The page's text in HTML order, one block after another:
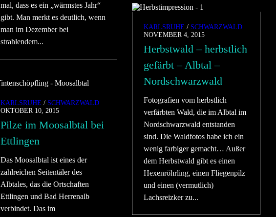
mal, dass es ein „wärmstes Jahr“
gibt. Man merkt es deutlich, wenn
man im Dezember bei
strahlendem...
KARLSRUHE / SCHWARZWALD
NOVEMBER 4, 2015
Herbstwald – herbstlich
gefärbt – Albtal –
Nordschwarzwald
Fotografien vom herbstlich
verfärbten Wald, die im Albtal im
Nordschwarzwald entstanden
sind. Die Waldfotos habe ich ein
wenig farbiger gemacht… Außer
dem Herbstwald gibt es einen
Hexenröhrling, einen Fliegenpilz
und einen (vermutlich)
Lachsreizker zu...
KARLSRUHE / SCHWARZWALD
OKTOBER 10, 2015
Pilze im Moosalbtal bei
Ettlingen
Das Moosalbtal ist eines der
zahlreichen Seitentäler des
Albtales, das die Ortschaften
Ettlingen und Bad Herrenalb
verbindet. Das im